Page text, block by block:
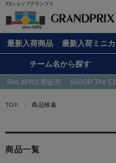
F1ショップグランプリ
最新入荷商品 最新入荷ミニ
チーム名から探す
ReLaPit古着販売 600GP The
TOP 商品検索
商品一覧